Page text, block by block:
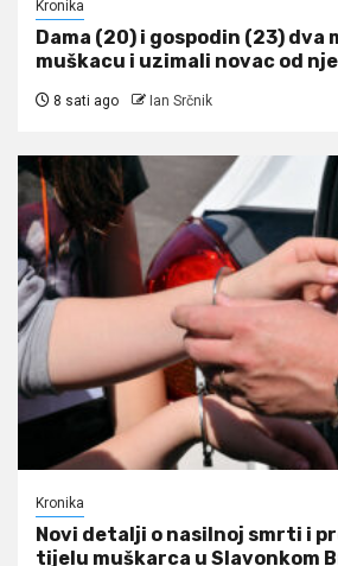
Kronika
Dama (20) i gospodin (23)
muškacu i uzimali novac od
8 sati ago Ian Srčnik
Kronika
Novi detalji o nasilnoj smrti i
tijelu muškarca u Slavonkom